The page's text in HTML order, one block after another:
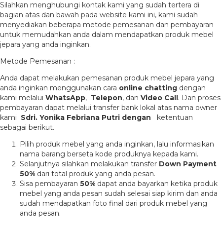
Silahkan menghubungi kontak kami yang sudah tertera di
bagian atas dan bawah pada website kami ini, kami sudah
menyediakan beberapa metode pemesanan dan pembayaran
untuk memudahkan anda dalam mendapatkan produk mebel
jepara yang anda inginkan.
Metode Pemesanan :
Anda dapat melakukan pemesanan produk mebel jepara yang
anda inginkan menggunakan cara online chatting dengan
kami melalui WhatsApp, Telepon, dan Video Call . Dan proses
pembayaran dapat melalui transfer bank lokal atas nama owner
kami Sdri. Yonika Febriana Putri dengan
ketentuan
sebagai berikut.
Pilih produk mebel yang anda inginkan, lalu informasikan
nama barang berseta kode produknya kepada kami.
Selanjutnya silahkan melakukan transfer Down Payment
50% dari total produk yang anda pesan.
Sisa pembayaran 50% dapat anda bayarkan ketika produk
mebel yang anda pesan sudah selesai siap kirim dan anda
sudah mendapatkan foto final dari produk mebel yang
anda pesan.